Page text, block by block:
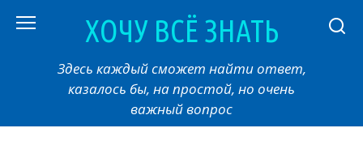
ХОЧУ ВСЁ ЗНАТЬ
Здесь каждый сможет найти ответ,
казалось бы, на простой, но очень
важный вопрос